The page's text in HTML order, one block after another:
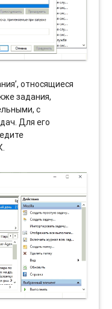
относящиеся
задания,
с
Для его